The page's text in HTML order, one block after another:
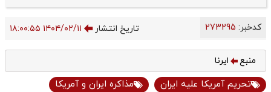
کدخبر: تاریخ انتشار ۱۴۰۴/۰۲/۱۱ ۱۸:۰۰:۵۵
منبع ایرنا
تحریم آمریکا علیه ایران
مذاکره ایران و آمریکا